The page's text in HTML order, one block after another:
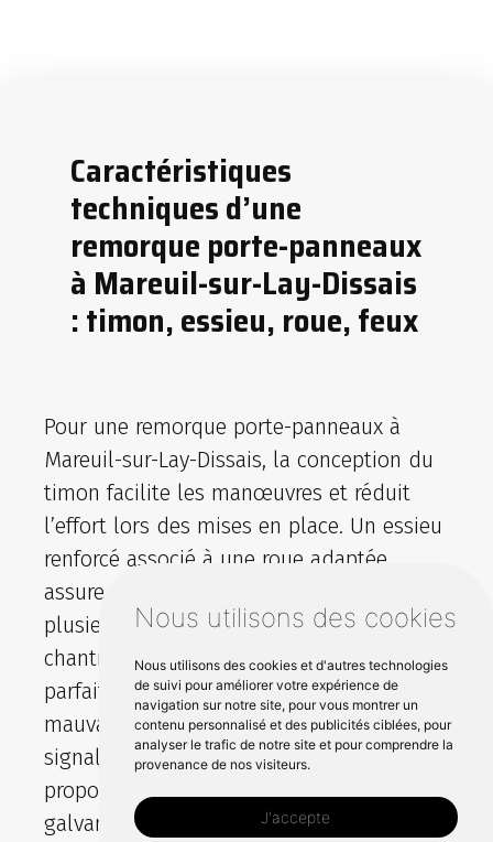
Nous utilisons des cookies
Nous utilisons des cookies et d'autres technologies
de suivi pour améliorer votre expérience de
navigation sur notre site, pour vous montrer un
contenu personnalisé et des publicités ciblées, pour
analyser le trafic de notre site et pour comprendre la
provenance de nos visiteurs.
J'accepte
Caractéristiques
techniques d’une
remorque porte-panneaux
à Mareuil-sur-Lay-Dissais
: timon, essieu, roue, feux
Pour une remorque porte-panneaux à
Mareuil-sur-Lay-Dissais, la conception du
timon facilite les manœuvres et réduit
l’effort lors des mises en place. Un essieu
renforcé associé à une roue adaptée
assure une tenue régulière même avec
plusieurs panneaux et des materiels de
chantier. Les feux doivent offrir une
parfaite visibilité de nuit comme par
mauvais temps pour maintenir la
signalisation. Chez sodimar, nous
proposons des produits en acier
galvanise, avec options de rangement et